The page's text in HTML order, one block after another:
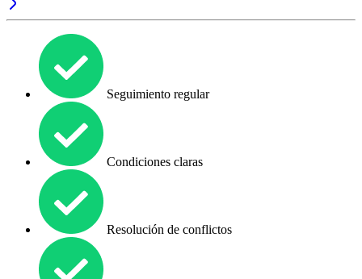
Seguimiento regular
Condiciones claras
Resolución de conflictos